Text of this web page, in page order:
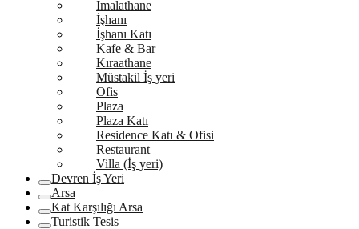
İmalathane
İşhanı
İşhanı Katı
Kafe & Bar
Kıraathane
Müstakil İş yeri
Ofis
Plaza
Plaza Katı
Residence Katı & Ofisi
Restaurant
Villa (İş yeri)
Devren İş Yeri
Arsa
Kat Karşılığı Arsa
Turistik Tesis